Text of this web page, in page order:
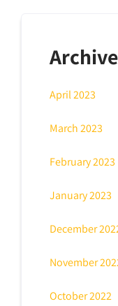
April 2023
March 2023
February 2023
January 2023
December
November
October 2022